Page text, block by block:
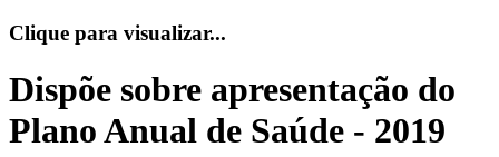
Clique para visualizar...
Dispõe sobre apresentação do
Plano Anual de Saúde - 2019